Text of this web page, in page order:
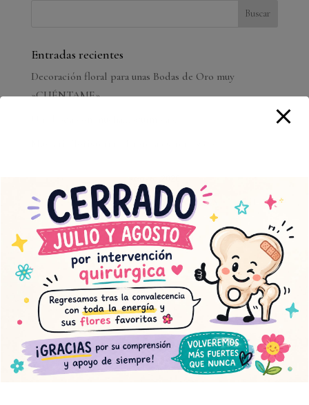
Entradas recientes
Decoración floral para unas Bodas de Oro muy
»CUÉNTAME».
L M X J V
1 2
5 6 7 8 9
10 11 12 13 15 16
17 18 19 20 21 22 23